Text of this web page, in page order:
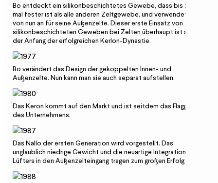
Bo entdeckt ein silikonbeschichtetes Gewebe, dass bis zu 7-
mal fester ist als alle anderen Zeltgewebe, und verwendet es
von nun an für seine Außenzelte. Dieser erste Einsatz von
silikonbeschichteten Geweben bei Zelten überhaupt ist auch
der Anfang der erfolgreichen Kerlon-Dynastie.
Bo verändert das Design der gekoppelten Innen- und
Außenzelte. Nun kann man sie auch separat aufstellen.
Das Keron kommt auf den Markt und ist seitdem das Flaggschiff
des Unternehmens.
Das Nallo der ersten Generation wird vorgestellt. Das
unglaublich niedrige Gewicht und die neuartige Inte­gration des
Lüfters in den Außenzelteingang tragen zum großen Erfolg bei.